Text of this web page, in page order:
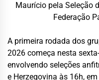
Maurício pela Seleção
Federação
A primeira rodada dos
2026 começa nesta
envolvendo seleções
e Herzegovina às 16h,